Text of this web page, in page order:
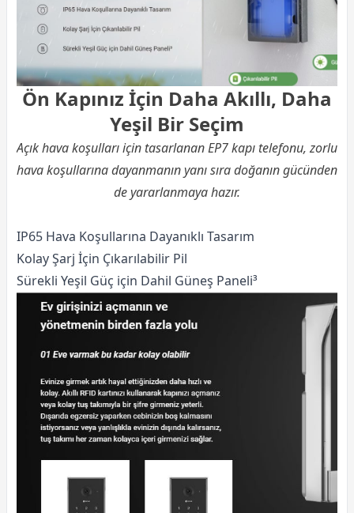
Ön Kapınız İçin Daha Akıllı, Daha
Yeşil Bir Seçim
Açık hava koşulları için tasarlanan EP7 kapı telefonu, zorlu
hava koşullarına dayanmanın yanı sıra doğanın gücünden
de yararlanmaya hazır.
IP65 Hava Koşullarına Dayanıklı Tasarım
Kolay Şarj İçin Çıkarılabilir Pil
Sürekli Yeşil Güç için Dahil Güneş Paneli³